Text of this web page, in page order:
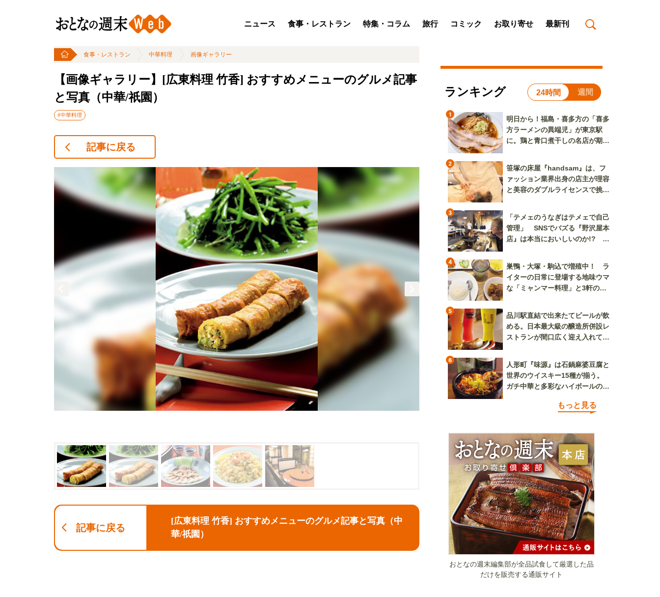
ニュース 食事・レストラン 特集・コラム 旅行 コミック お取り寄せ 最新刊
食事・レストラン 中華料理 画像ギャラリー
【画像ギャラリー】[広東料理 竹香] おすすめメニューのグルメ記事
と写真（中華/祇園）
#中華料理
記事に戻る
記事に戻る
[広東料理 竹香] おすすめメニューのグルメ記事と写真（中
華/祇園）
ランキング 24時間 週間
1
明日から！福島・喜多方の「喜多
方ラーメンの異端児」が東京駅
に。鶏と青口煮干しの名店が期間
2
笹塚の床屋『handsam』は、フ
ァッション業界出身の店主が理容
と美容のダブルライセンスで挑む
3
「テメェのうなぎはテメェで自己
管理」 SNSでバズる『野沢屋本
店』は本当においしいのか!? い
4
巣鴨・大塚・駒込で増殖中！ ラ
イターの日常に登場する地味ウマ
な「ミャンマー料理」と3軒のニ
5
品川駅直結で出来たてビールが飲
める。日本最大級の醸造所併設レ
ストランが間口広く迎え入れてく
6
人形町『味源』は石鍋麻婆豆腐と
世界のウイスキー15種が揃う。
ガチ中華と多彩なハイボールの組
もっと見る
おとなの週末編集部が全品試食して厳選した品
だけを販売する通販サイト